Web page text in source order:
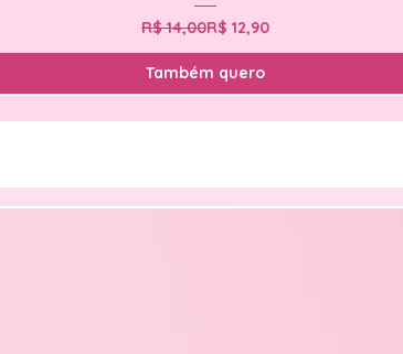
Preço normal
R$ 14,00Preço promocional
R$ 12,90
Também quero